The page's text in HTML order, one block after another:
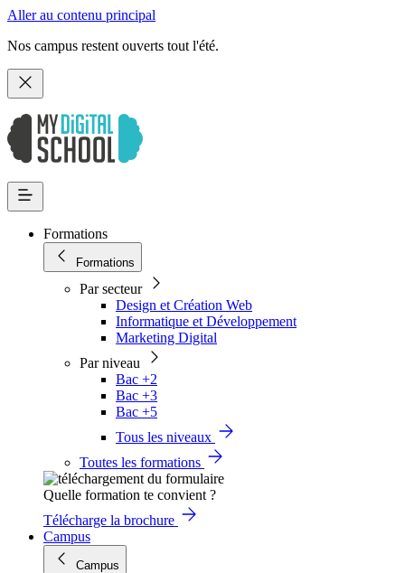
Aller au contenu principal
Nos campus restent ouverts tout l'été.
Formations
Formations
Par secteur
Design et Création Web
Informatique et Développement
Marketing Digital
Par niveau
Bac +2
Bac +3
Bac +5
Tous les niveaux
Toutes les formations
Quelle formation te convient ?
Télécharge la brochure
Campus
Campus